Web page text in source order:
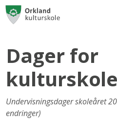
Dager for
Undervisningsdager skoleåret
endringer)